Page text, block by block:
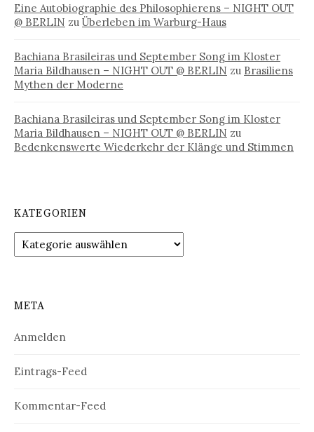
Eine Autobiographie des Philosophierens – NIGHT OUT
@ BERLIN zu Überleben im Warburg-Haus
Bachiana Brasileiras und September Song im Kloster
Maria Bildhausen – NIGHT OUT @ BERLIN zu Brasiliens
Mythen der Moderne
Bachiana Brasileiras und September Song im Kloster
Maria Bildhausen – NIGHT OUT @ BERLIN zu
Bedenkenswerte Wiederkehr der Klänge und Stimmen
KATEGORIEN
Kategorien
META
Anmelden
Eintrags-Feed
Kommentar-Feed